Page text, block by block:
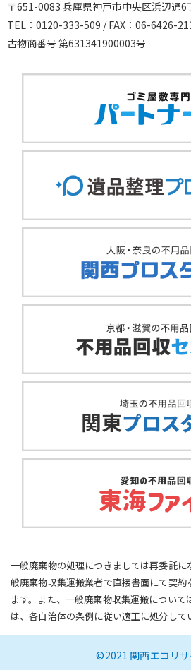
〒651-0083 兵庫県神戸市中央区浜辺通6
TEL：0120-333-509 / FAX：06-6426-
古物商番号 第631341900003号
一般廃棄物の処理につきましては再委託
般廃棄物収集運搬業者で直接書面にて契約
ます。また、一般廃棄物収集運搬について
は、各自治体の条例に従い適正に処分して
©2021 関西エコリ